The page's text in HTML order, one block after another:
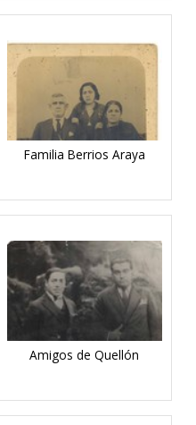
Familia Berrios Araya
Amigos de Quellón